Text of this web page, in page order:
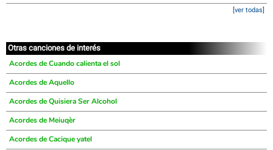
[ver todas]
Otras canciones de interés
Acordes de Cuando calienta el sol
Acordes de Aquello
Acordes de Quisiera Ser Alcohol
Acordes de Meiuqèr
Acordes de Cacique yatel